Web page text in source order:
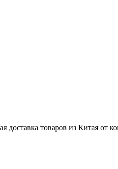
доставка товаров из Китая от